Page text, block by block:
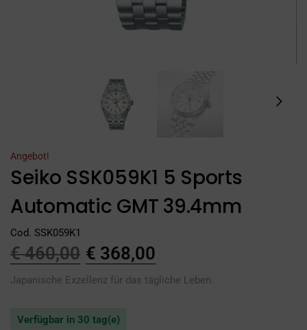
Angebot!
Seiko SSK059K1 5 Sports
Automatic GMT 39.4mm
Cod. SSK059K1
€460,00 € 368,00
Japanische Exzellenz für das tägliche Leben.
Verfügbar in 30 tag(e)